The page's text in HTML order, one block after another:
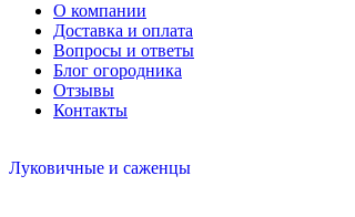
О компании
Доставка и оплата
Вопросы и ответы
Блог огородника
Отзывы
Контакты
Луковичные и саженцы